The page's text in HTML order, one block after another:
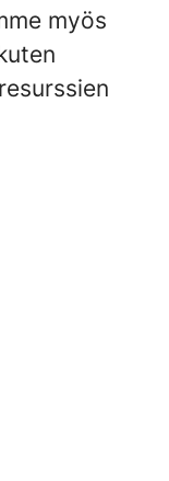
myös